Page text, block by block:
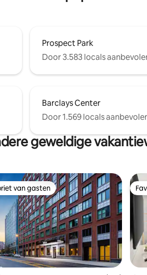
Prospect Park
Door 3.583 locals
Barclays Center
Door 1.569 locals
geweldige
van gasten
van gasten